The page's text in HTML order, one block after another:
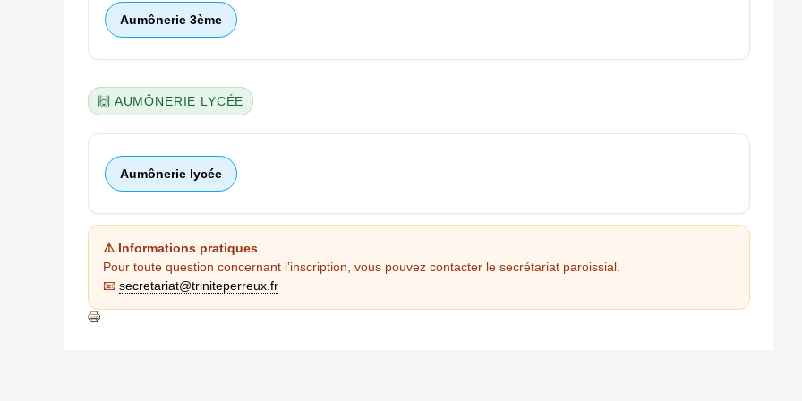
Aumônerie 3ème
🙌 AUMÔNERIE LYCÉE
Aumônerie lycée
⚠️ Informations pratiques
Pour toute question concernant l’inscription, vous pouvez contacter le secrétariat paroissial.
📧 secretariat@triniteperreux.fr
Actions